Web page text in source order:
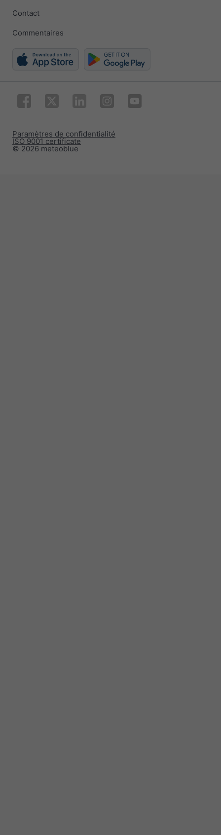
Contact
Commentaires
© 2026 meteoblue
ISO 9001 certificate
Paramètres de confidentialité